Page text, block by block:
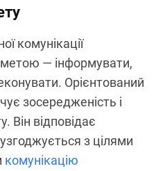
комунікації
— інформувати,
Орієнтований
зосередженість і
Він відповідає
з цілями
комунікацію